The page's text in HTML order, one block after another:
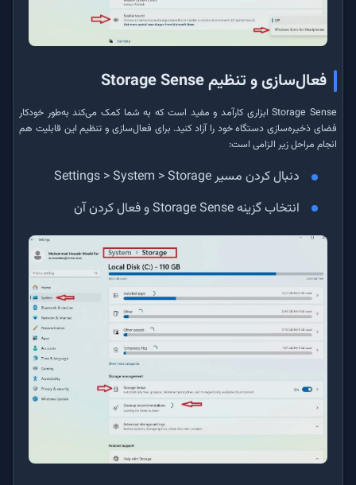
فعال‌سازی و تنظیم Storage Sense
Storage Sense ابزاری کارآمد و مفید است که به شما کمک می‌کند به‌طور خودکار
فضای ذخیره‌سازی دستگاه خود را آزاد کنید. برای فعال‌سازی و تنظیم این قابلیت هم
انجام مراحل زیر الزامی است:
دنبال کردن مسیر Settings > System > Storage
انتخاب گزینه Storage Sense و فعال کردن آن